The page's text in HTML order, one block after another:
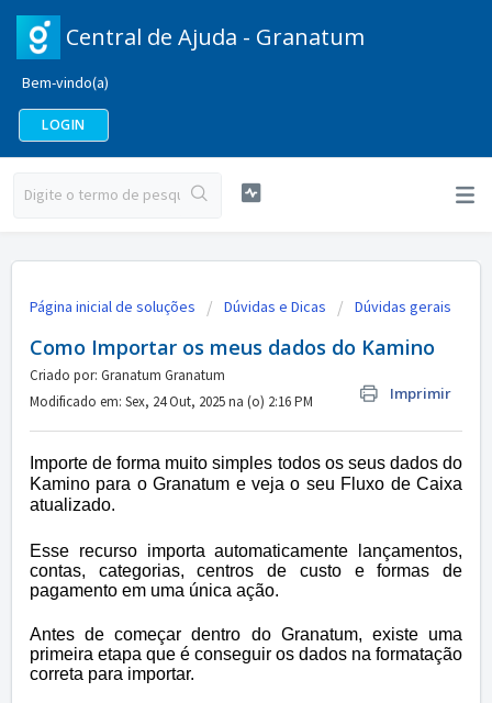
Central de Ajuda - Granatum
Bem-vindo(a)
LOGIN
Página inicial de soluções Dúvidas e Dicas Dúvidas gerais
Como Importar os meus dados do Kamino
Imprimir
Criado por: Granatum Granatum
Modificado em: Sex, 24 Out, 2025 na (o) 2:16 PM
Importe de forma muito simples todos os seus dados do
Kamino para o Granatum e veja o seu Fluxo de Caixa
atualizado.
Esse recurso importa automaticamente lançamentos,
contas, categorias, centros de custo e formas de
pagamento em uma única ação.
Antes de começar dentro do Granatum, existe uma
primeira etapa que é conseguir os dados na formatação
correta para importar.